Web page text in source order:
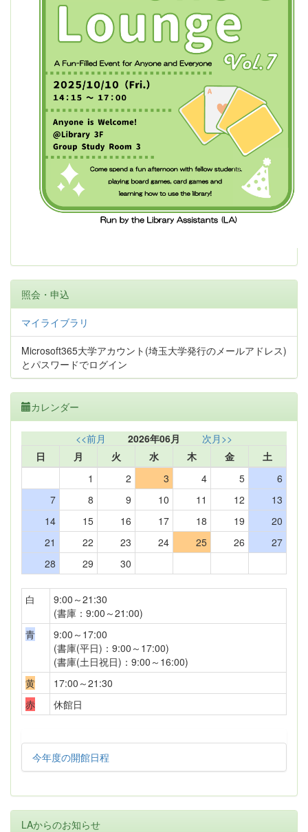
照会・申込
マイライブラリ
Microsoft365大学アカウント(埼玉大学発行のメールアドレス)
とパスワードでログイン
カレンダー
<<前月 2026年06月
次月>>
日
月 火 水 木 金
土
1
2 3 4 5
6
7
8 9 10 11 12
13
14
15 16 17 18 19
20
21
22 23 24 25 26
27
28
29 30
白
9:00～21:30
(書庫：9:00～21:00)
青
9:00～17:00
(書庫(平日)：9:00～17:00)
(書庫(土日祝日)：9:00～16:00)
黄
17:00～21:30
赤
休館日
今年度の開館日程
LAからのお知らせ